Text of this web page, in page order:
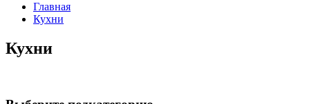
Главная
Кухни
Кухни